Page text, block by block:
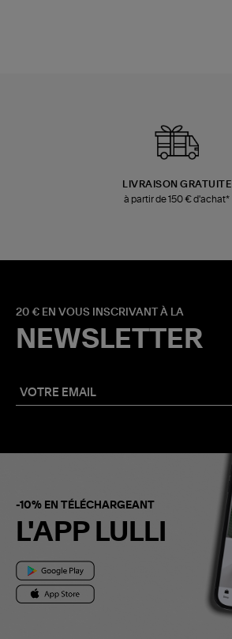
LIVRAISON GRATUITE
à partir de 150 € d'achat*
20 € EN VOUS INSCRIVANT À LA
NEWSLETTER
-10% EN TÉLÉCHARGEANT
L'APP LULLI